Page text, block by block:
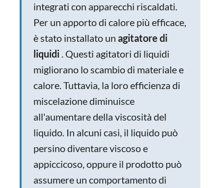
integrati con apparecchi riscaldati.
Per un apporto di calore più efficace,
è stato installato un agitatore di
liquidi . Questi agitatori di liquidi
migliorano lo scambio di materiale e
calore. Tuttavia, la loro efficienza di
miscelazione diminuisce
all'aumentare della viscosità del
liquido. In alcuni casi, il liquido può
persino diventare viscoso e
appiccicoso, oppure il prodotto può
assumere un comportamento di